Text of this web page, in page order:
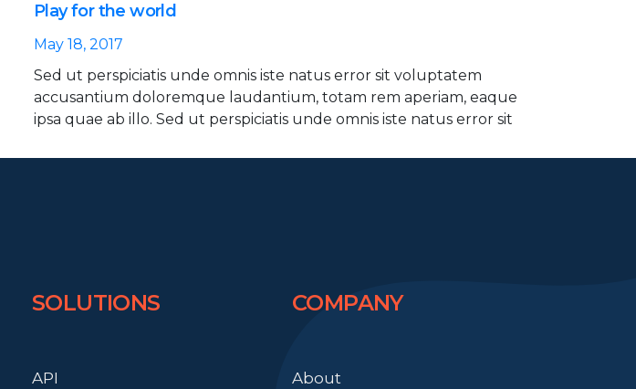
Play for the world
May 18, 2017
Sed ut perspiciatis unde omnis iste natus error sit voluptatem
accusantium doloremque laudantium, totam rem aperiam, eaque
ipsa quae ab illo. Sed ut perspiciatis unde omnis iste natus error sit
SOLUTIONS
API
COMPANY
About